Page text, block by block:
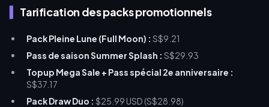
Tarification des packs promotionnels
Pack Pleine Lune (Full Moon) : S$9.21
Pass de saison Summer Splash : S$29.93
Topup Mega Sale + Pass spécial 2e anniversaire :
S$37.17
Pack Draw Duo : $25.99 USD (S$28.98)